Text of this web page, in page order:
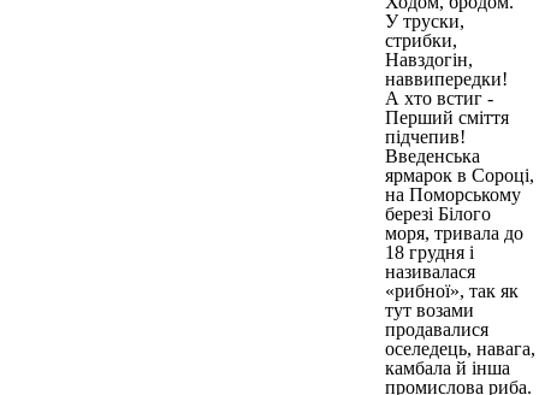
У труски,
стрибки,
Навздогін,
наввипередки!
А хто встиг -
Перший сміття
підчепив!
Введенська
ярмарок в Сороці,
на Поморському
березі Білого
моря, тривала до
18 грудня і
називалася
«рибної», так як
тут возами
продавалися
оселедець, навага,
камбала й інша
промислова риба.